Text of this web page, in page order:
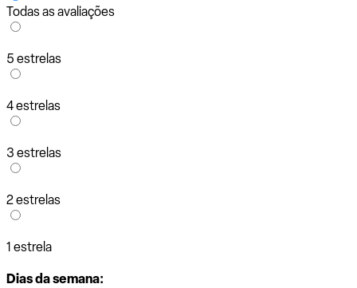
Todas as avaliações
5 estrelas
4 estrelas
3 estrelas
2 estrelas
1 estrela
Dias da semana: